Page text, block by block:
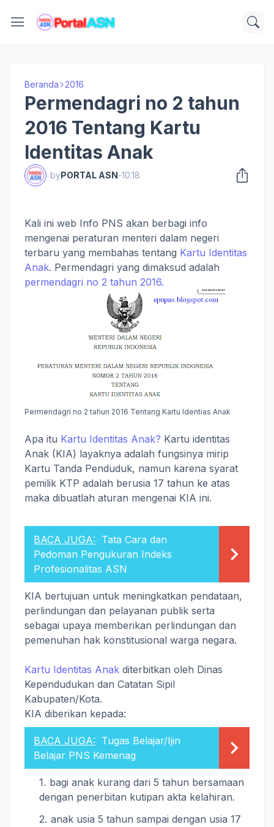
Beranda 2016
Permendagri no 2 tahun
2016 Tentang Kartu
Identitas Anak
byPORTAL ASN-10.18
Kali ini web Info PNS akan berbagi info
mengenai peraturan menteri dalam negeri
terbaru yang membahas tentang Kartu Identitas
Anak. Permendagri yang dimaksud adalah
permendagri no 2 tahun 2016.
Permendagri no 2 tahun 2016 Tentang Kartu Identias Anak
Apa itu Kartu Identitas Anak? Kartu identitas
Anak (KIA) layaknya adalah fungsinya mirip
Kartu Tanda Penduduk, namun karena syarat
pemilik KTP adalah berusia 17 tahun ke atas
maka dibuatlah aturan mengenai KIA ini.
BACA JUGA: Tata Cara dan
Pedoman Pengukuran Indeks
Profesionalitas ASN
KIA bertujuan untuk meningkatkan pendataan,
perlindungan dan pelayanan publik serta
sebagai upaya memberikan perlindungan dan
pemenuhan hak konstitusional warga negara.
Kartu Identitas Anak diterbitkan oleh Dinas
Kependudukan dan Catatan Sipil
Kabupaten/Kota.
KIA diberikan kepada:
BACA JUGA: Tugas Belajar/Ijin
Belajar PNS Kemenag
bagi anak kurang dari 5 tahun bersamaan
dengan penerbitan kutipan akta kelahiran.
anak usia 5 tahun sampai dengan usia 17